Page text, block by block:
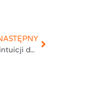
Od intuicji do algorytmów – Jak AI nauczyła się słuchać maszyn? – utrzymanie ruchu